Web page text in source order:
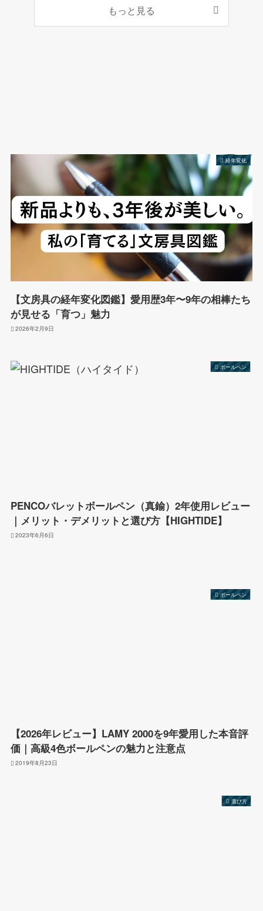
もっと見る
経年変化
【文房具の経年変化図鑑】愛用歴3年〜9年の相棒たち
が見せる「育つ」魅力
2026年2月9日
ボールペン
PENCOバレットボールペン（真鍮）2年使用レビュー
｜メリット・デメリットと選び方【HIGHTIDE】
2023年6月6日
ボールペン
【2026年レビュー】LAMY 2000を9年愛用した本音評
価｜高級4色ボールペンの魅力と注意点
2019年8月23日
選び方